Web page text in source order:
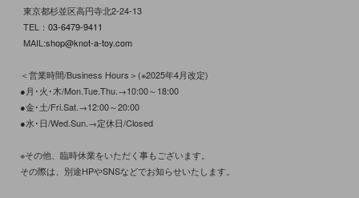
東京都杉並区高円寺北2-24-13
TEL： 03-6479-9411
MAIL:shop@knot-a-toy.com
＜営業時間/Business Hours＞(※2025年4月改定)
●月･火･木/Mon.Tue.Thu.→10:00～18:00
●金･土/Fri.Sat.→12:00～20:00
●水･日/Wed.Sun.→定休日/Closed
※その他、臨時休業をいただく事もございます。
その際は、別途HPやSNSなどでお知らせいたします。